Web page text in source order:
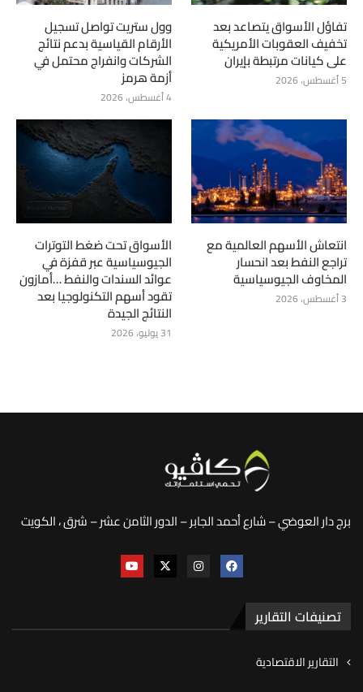
تفاؤل الأسواق يتصاعد بعد
تخفيف العقوبات الأمريكية
على كيانات مرتبطة بإيران
5 أغسطس، 2026
وول ستريت تواصل تسجيل
الأرقام القياسية بدعم نتائج
الشركات وانفراج محتمل في
أزمة هرمز
4 أغسطس، 2026
انتعاش الأسهم العالمية مع
تراجع النفط بعد انحسار
المخاوف الجيوسياسية
3 أغسطس، 2026
الأسواق تحت ضغط التوترات
الجيوسياسية عبر قفزة في
عوائد السندات والنفط …أمازون
تقود أسهم التكنولوجيا بعد
النتائج الجيدة
31 يوليو، 2026
برج دار العوضي – شارع أحمد الجابر – الدور الثامن عشر – شرق ، الكويت
تصنيفات التقارير
التقارير الاقتصادية